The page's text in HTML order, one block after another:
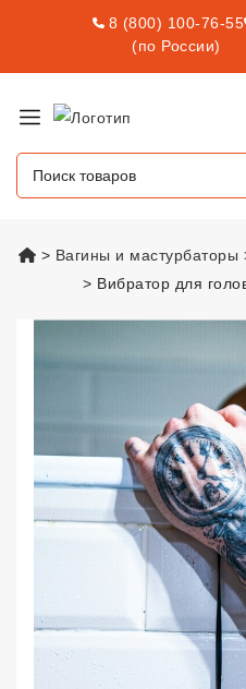
8 (800) 100-76-55
(по России)
vsexshop.ru
Вагины и мастурбаторы
Вибратор для